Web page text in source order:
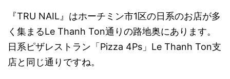
『TRU NAIL』はホーチミン市1区の日系のお店が多
く集まるLe Thanh Ton通りの路地奥にあります。
日系ピザレストラン「Pizza 4Ps」Le Thanh Ton支
店と同じ通りですね。